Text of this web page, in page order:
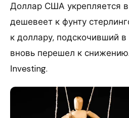
Доллар США укрепляется
дешевеет к фунту
к доллару, подскочивший в
вновь перешел к
Іnvesting.